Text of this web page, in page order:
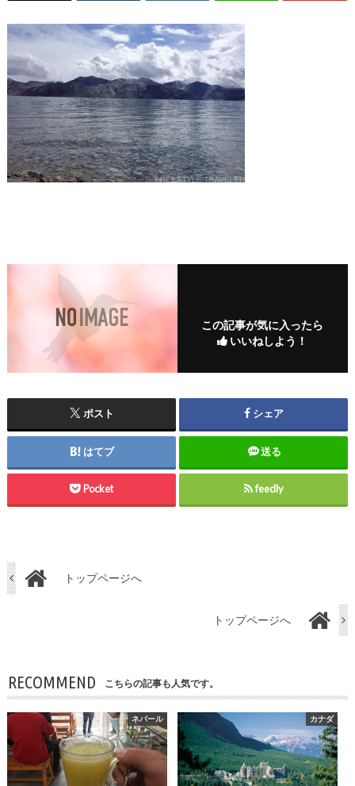
この記事が気に入ったら
いいねしよう！
ポスト シェア
はてブ 送る
Pocket feedly
トップページへ
トップページへ
RECOMMEND こちらの記事も人気です。
ネパール カナダ